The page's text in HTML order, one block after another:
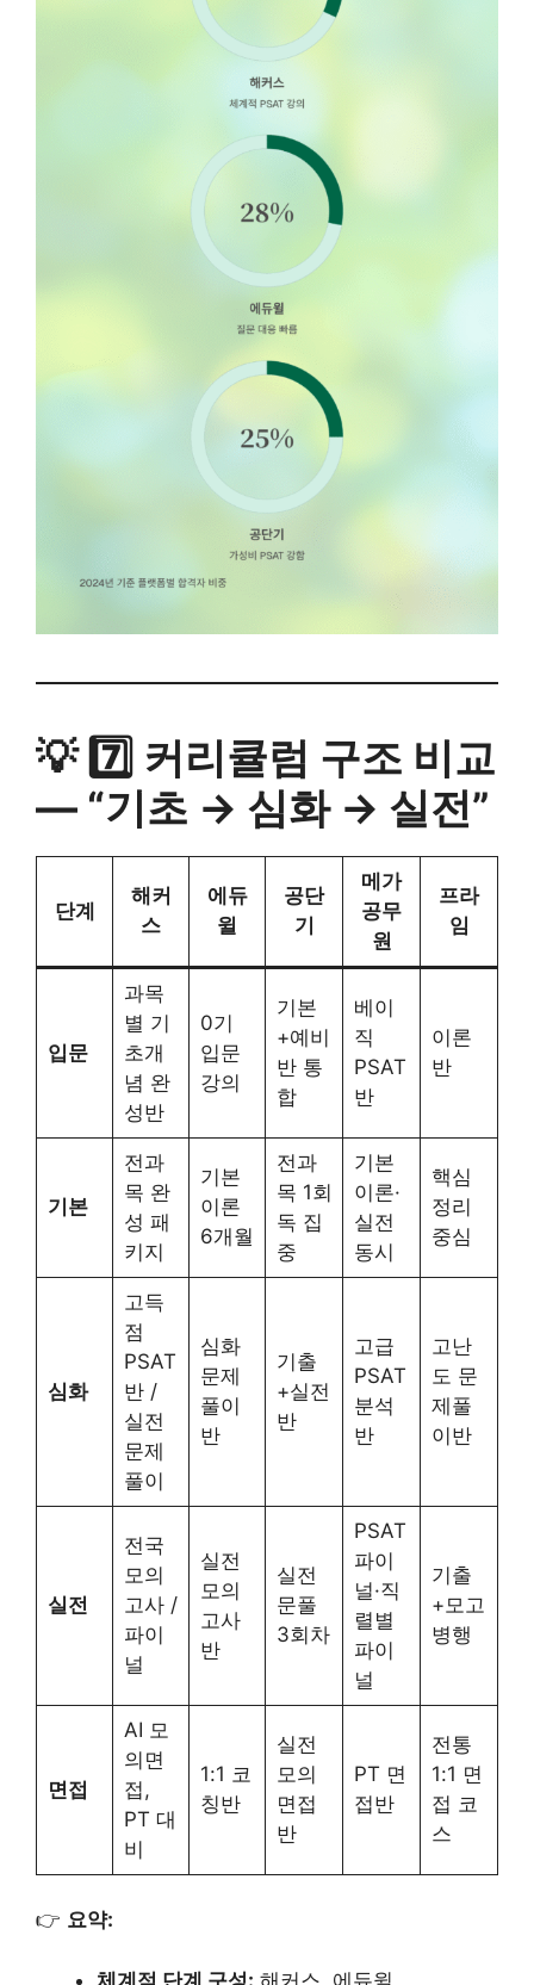
💡 7️⃣ 커리큘럼 구조 비교
— “기초 → 심화 → 실전”
단계
해커
스
에듀
윌
공단
기
메가
공무
원
프라
임
입문
과목
별 기
초개
념 완
성반
0기
입문
강의
기본
+예비
반 통
합
베이
직
PSAT
반
이론
반
기본
전과
목 완
성 패
키지
기본
이론
6개월
전과
목 1회
독 집
중
기본
이론·
실전
동시
핵심
정리
중심
심화
고득
점
PSAT
반 /
실전
문제
풀이
심화
문제
풀이
반
기출
+실전
반
고급
PSAT
분석
반
고난
도 문
제풀
이반
실전
전국
모의
고사 /
파이
널
실전
모의
고사
반
실전
문풀
3회차
PSAT
파이
널·직
렬별
파이
널
기출
+모고
병행
면접
AI 모
의면
접,
PT 대
비
1:1 코
칭반
실전
모의
면접
반
PT 면
접반
전통
1:1 면
접 코
스
👉 요약:
체계적 단계 구성: 해커스, 에듀윌